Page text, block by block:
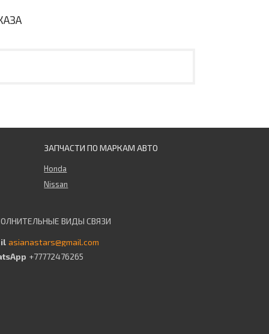
ЗАПЧАСТИ ПО МАРКАМ АВТО
Honda
Nissan
asianastars@gmail.com
+77772476265